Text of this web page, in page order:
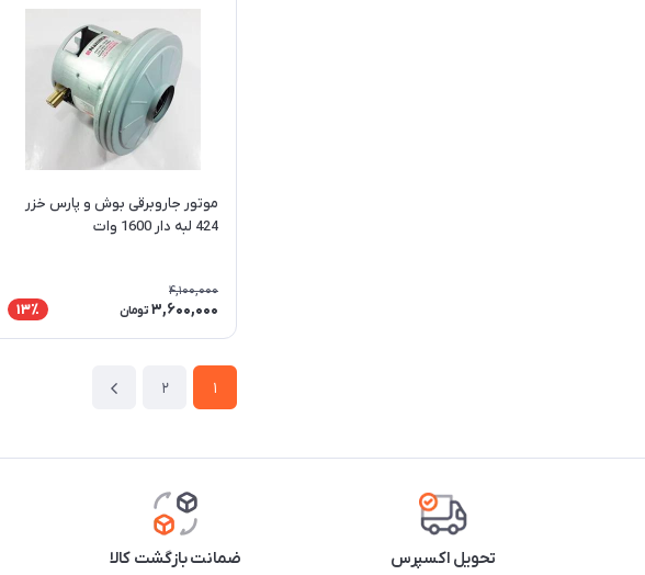
موتور جاروبرقی بوش و پارس خزر
424 لبه دار 1600 وات
4,100,000
3,600,000 تومان 13٪
1
2
تحویل اکسپرس ضمانت بازگشت کالا